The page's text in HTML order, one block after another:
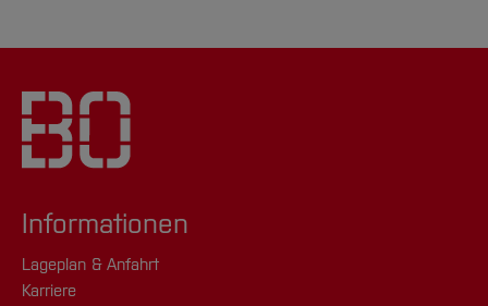
Informationen
Lageplan & Anfahrt
Karriere